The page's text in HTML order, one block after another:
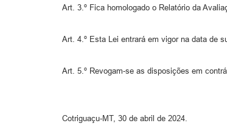
Art. 3.º Fica homologado o Relatório da
Art. 4.º Esta Lei entrará em vigor na data de
Art. 5.º Revogam-se as disposições em
Cotriguaçu-MT, 30 de abril de 2024.